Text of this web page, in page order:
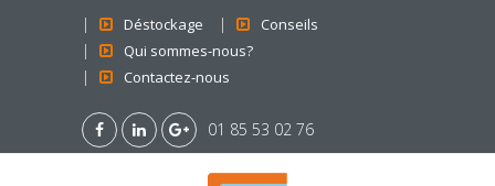
Déstockage
Conseils
Qui sommes-nous?
Contactez-nous
01 85 53 02 76